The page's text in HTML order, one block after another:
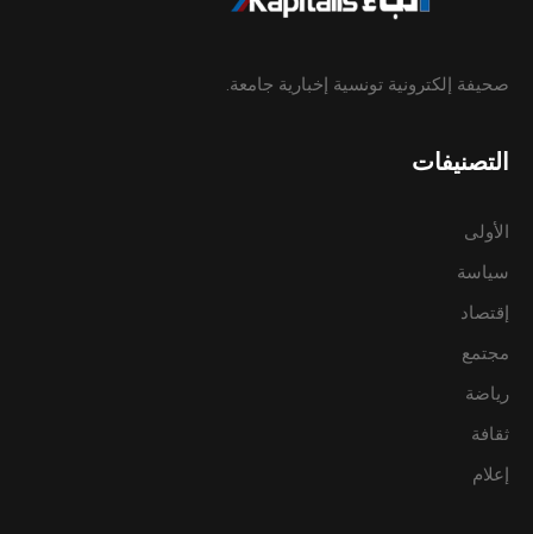
صحيفة إلكترونية تونسية إخبارية جامعة.
التصنيفات
الأولى
سياسة
إقتصاد
مجتمع
رياضة
ثقافة
إعلام